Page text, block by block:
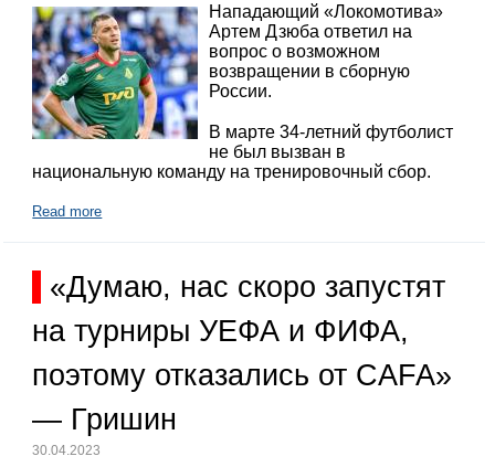
Нападающий «Локомотива»
Артем Дзюба ответил на
вопрос о возможном
возвращении в сборную
России.
В марте 34-летний футболист
не был вызван в
национальную команду на тренировочный сбор.
Read more
«Думаю, нас скоро запустят
на турниры УЕФА и ФИФА,
поэтому отказались от CAFA»
— Гришин
30.04.2023